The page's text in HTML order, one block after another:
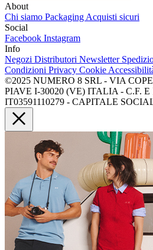
About
Chi siamo Packaging Acquisti sicuri
Social
Facebook Instagram
Info
Negozi Distributori Newsletter
Condizioni Privacy Cookie
©2025 NUMERO 8 SRL - VIA
PIAVE I-30020 (VE) ITALIA - C.F. E
IT03591110279 - CAPITALE